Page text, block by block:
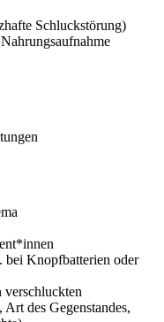
Schluckstörung)
bei Knopfbatterien oder
verschluckten
des Gegenstandes,